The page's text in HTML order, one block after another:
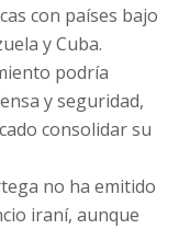
con países bajo
y Cuba.
podría
y seguridad,
consolidar su
no ha emitido
iraní, aunque